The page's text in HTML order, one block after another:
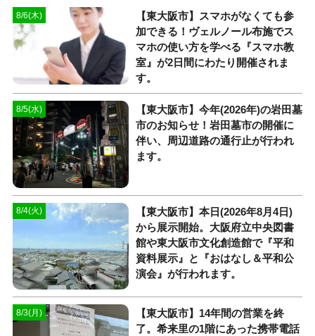
8/6(木)
【東大阪市】スマホがなくても参
加できる！ヴェルノール布施でス
マホの使い方を学べる『スマホ教
室』が2日間にわたり開催されま
す。
8/5(水)
【東大阪市】今年(2026年)の岩田墓
市のお知らせ！岩田墓市の開催に
伴い、周辺道路の通行止が行われ
ます。
8/4(火)
【東大阪市】本日(2026年8月4日)
から展示開始。大阪府立中央図書
館や東大阪市文化創造館で『平和
資料展示』と『おはなし＆平和公
演会』が行われます。
8/3(月)
【東大阪市】14年間の営業を終
了。希来里の1階にあった携帯電話